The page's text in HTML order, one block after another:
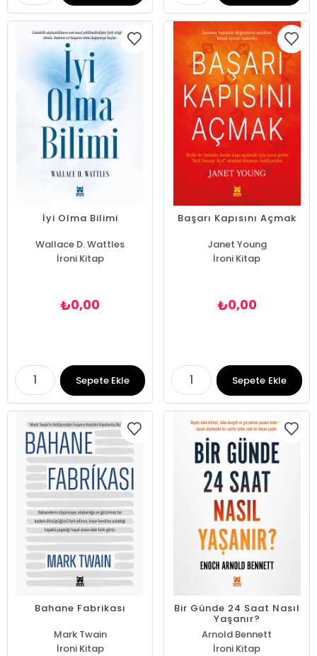
İyi Olma Bilimi
Wallace D. Wattles
İroni Kitap
₺0,00
Sepete Ekle
Başarı Kapısını Açmak
Janet Young
İroni Kitap
₺0,00
Sepete Ekle
Bahane Fabrikası
Mark Twain
İroni Kitap
Bir Günde 24 Saat Nasıl
Yaşanır?
Arnold Bennett
İroni Kitap